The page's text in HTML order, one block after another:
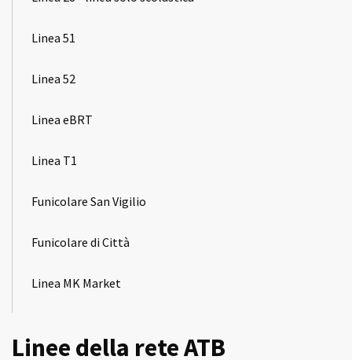
Linea 51
Linea 52
Linea eBRT
Linea T1
Funicolare San Vigilio
Funicolare di Città
Linea MK Market
Linee della rete ATB